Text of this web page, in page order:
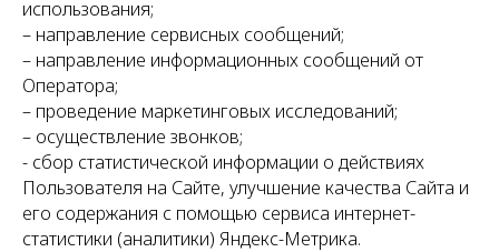
использования;
– направление сервисных сообщений;
– направление информационных сообщений от
Оператора;
– проведение маркетинговых исследований;
– осуществление звонков;
- сбор статистической информации о действиях
Пользователя на Сайте, улучшение качества Сайта и
его содержания с помощью сервиса интернет-
статистики (аналитики) Яндекс-Метрика.